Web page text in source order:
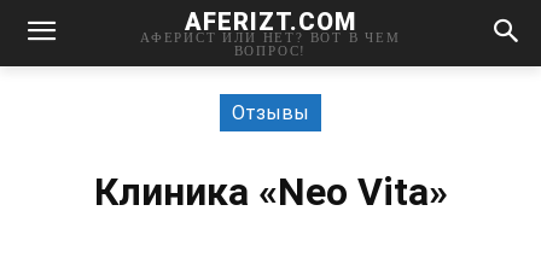
AFERIZT.COM
АФЕРИСТ ИЛИ НЕТ? ВОТ В ЧЕМ
ВОПРОС!
Отзывы
Клиника «Neo Vita»